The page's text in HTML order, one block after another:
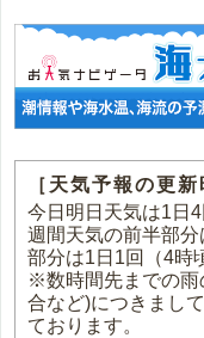
［天気予報の更
今日明日天気は1日
週間天気の前半部
部分は1日1回（4時
※数時間先までの雨
合など)につきまし
ております。